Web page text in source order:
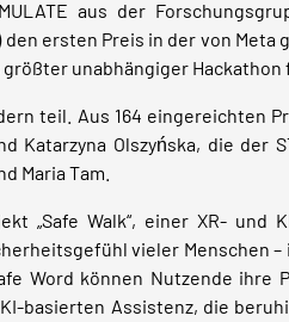
aus der
ersten Preis in der von
unabhängiger
teil. Aus 164
Katarzyna Olszyńska, die der
Maria Tam.
„Safe Walk“, einer XR-
vieler Menschen
Word können Nutzende
basierten Assistenz, die